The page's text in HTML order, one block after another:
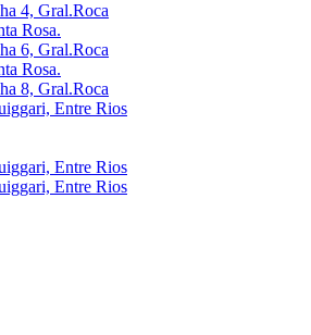
4, Gral.Roca
Rosa.
6, Gral.Roca
Rosa.
8, Gral.Roca
Entre Rios
Entre Rios
Entre Rios